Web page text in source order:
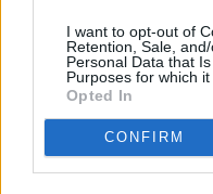
I want to opt-out of
Retention, Sale,
Personal Data that
Purposes for which it
Opted In
CONFIRM
απολογία